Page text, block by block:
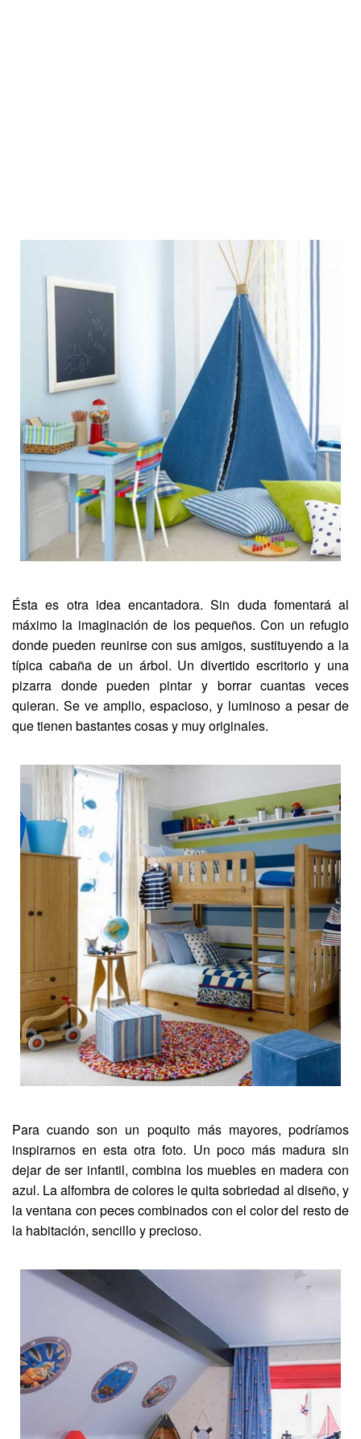
Ésta es otra idea encantadora. Sin duda fomentará al
máximo la imaginación de los pequeños. Con un refugio
donde pueden reunirse con sus amigos, sustituyendo a la
típica cabaña de un árbol. Un divertido escritorio y una
pizarra donde pueden pintar y borrar cuantas veces
quieran. Se ve amplio, espacioso, y luminoso a pesar de
que tienen bastantes cosas y muy originales.
Para cuando son un poquito más mayores, podríamos
inspirarnos en esta otra foto. Un poco más madura sin
dejar de ser infantil, combina los muebles en madera con
azul. La alfombra de colores le quita sobriedad al diseño, y
la ventana con peces combinados con el color del resto de
la habitación, sencillo y precioso.